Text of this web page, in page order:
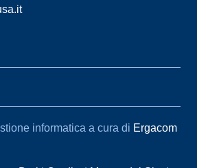
Utili
informatica a cura di Ergacom